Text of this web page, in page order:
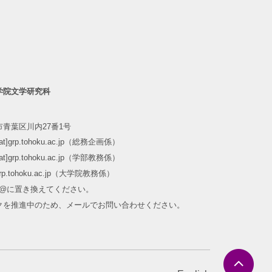
院文学研究科
青葉区川内27番1号
（総務企画係）
（学部教務係）
（大学院教務係）
に置き換えてください。
推進中のため、メールでお問い合わせください。